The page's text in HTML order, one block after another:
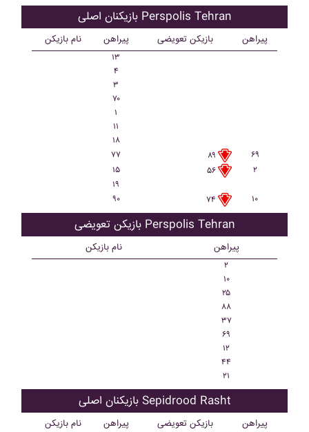
بازیکنان اصلی Perspolis Tehran
نام بازیکن پیراهن بازیکن تعویضی پیراهن
۱۳
۴
۳
۷۰
۱
۱۱
۱۸
۷۷
۸۹
۶۹
۱۵
۵۶
۲
۱۹
۹۰
۷۴ ۱۰
بازیکن تعویضی Perspolis Tehran
نام بازیکن پیراهن
۲
۱۰
۲۵
۸۸
۳۷
۶۹
۱۲
۴۴
۲۱
بازیکنان اصلی Sepidrood Rasht
نام بازیکن پیراهن بازیکن تعویضی پیراهن